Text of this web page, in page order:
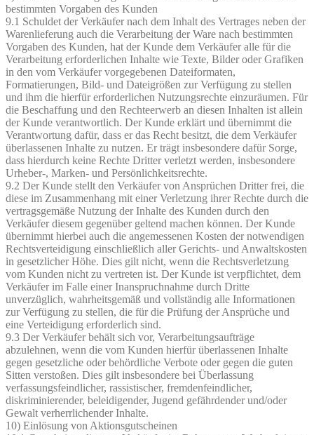
bestimmten Vorgaben des Kunden
9.1 Schuldet der Verkäufer nach dem Inhalt des Vertrages neben der
Warenlieferung auch die Verarbeitung der Ware nach bestimmten
Vorgaben des Kunden, hat der Kunde dem Verkäufer alle für die
Verarbeitung erforderlichen Inhalte wie Texte, Bilder oder Grafiken
in den vom Verkäufer vorgegebenen Dateiformaten,
Formatierungen, Bild- und Dateigrößen zur Verfügung zu stellen
und ihm die hierfür erforderlichen Nutzungsrechte einzuräumen. Für
die Beschaffung und den Rechteerwerb an diesen Inhalten ist allein
der Kunde verantwortlich. Der Kunde erklärt und übernimmt die
Verantwortung dafür, dass er das Recht besitzt, die dem Verkäufer
überlassenen Inhalte zu nutzen. Er trägt insbesondere dafür Sorge,
dass hierdurch keine Rechte Dritter verletzt werden, insbesondere
Urheber-, Marken- und Persönlichkeitsrechte.
9.2 Der Kunde stellt den Verkäufer von Ansprüchen Dritter frei, die
diese im Zusammenhang mit einer Verletzung ihrer Rechte durch die
vertragsgemäße Nutzung der Inhalte des Kunden durch den
Verkäufer diesem gegenüber geltend machen können. Der Kunde
übernimmt hierbei auch die angemessenen Kosten der notwendigen
Rechtsverteidigung einschließlich aller Gerichts- und Anwaltskosten
in gesetzlicher Höhe. Dies gilt nicht, wenn die Rechtsverletzung
vom Kunden nicht zu vertreten ist. Der Kunde ist verpflichtet, dem
Verkäufer im Falle einer Inanspruchnahme durch Dritte
unverzüglich, wahrheitsgemäß und vollständig alle Informationen
zur Verfügung zu stellen, die für die Prüfung der Ansprüche und
eine Verteidigung erforderlich sind.
9.3 Der Verkäufer behält sich vor, Verarbeitungsaufträge
abzulehnen, wenn die vom Kunden hierfür überlassenen Inhalte
gegen gesetzliche oder behördliche Verbote oder gegen die guten
Sitten verstoßen. Dies gilt insbesondere bei Überlassung
verfassungsfeindlicher, rassistischer, fremdenfeindlicher,
diskriminierender, beleidigender, Jugend gefährdender und/oder
Gewalt verherrlichender Inhalte.
10) Einlösung von Aktionsgutscheinen